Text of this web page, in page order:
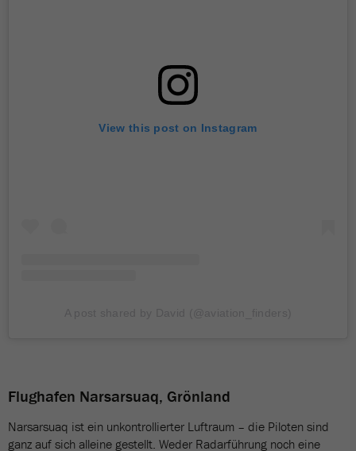
View this post on Instagram
Flughafen Narsarsuaq, Grönland
Narsarsuaq ist ein unkontrollierter Luftraum – die Piloten sind
ganz auf sich alleine gestellt. Weder Radarführung noch eine